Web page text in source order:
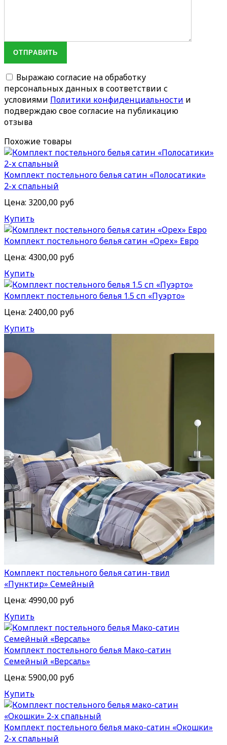
ОТПРАВИТЬ
Выражаю согласие на обработку
персональных данных в соответствии с
условиями Политики конфиденциальности и
подверждаю свое согласие на публикацию
отзыва
Похожие товары
Комплект постельного белья сатин «Полосатики»
2-х спальный
Цена: 3200,00 руб
Купить
Комплект постельного белья сатин «Орех» Евро
Цена: 4300,00 руб
Купить
Комплект постельного белья 1.5 сп «Пуэрто»
Цена: 2400,00 руб
Купить
Комплект постельного белья сатин-твил
«Пунктир» Семейный
Цена: 4990,00 руб
Купить
Комплект постельного белья Мако-сатин
Семейный «Версаль»
Цена: 5900,00 руб
Купить
Комплект постельного белья мако-сатин «Окошки»
2-х спальный